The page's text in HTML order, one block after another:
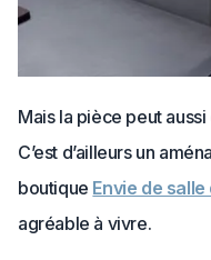
Mais la pièce peut
C’est d’ailleurs un
boutique Envie de salle
agréable à vivre.